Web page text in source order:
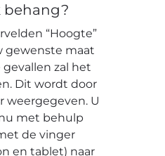
behang?
“Hoogte”
gewenste maat
zal het
Dit wordt door
weergegeven. U
met behulp
de vinger
en tablet) naar